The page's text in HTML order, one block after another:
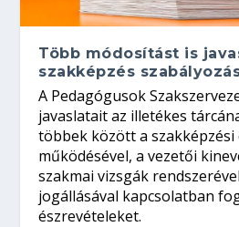
Több módosítást is
szakképzés
A Pedagógusok
javaslatait az illetékes
többek között a
működésével, a vezetői
szakmai vizsgák
jogállásával kapcsolatban
észrevételeket.